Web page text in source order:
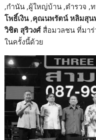
,กำนัน ,ผู้ใหญ่บ้าน ,ตำรวจ ,
โพธิ์เงิน,คุณนพรัตน์ หลิมสุน
วิชิต สุริวงศ์ สื่อมวลชน ที่มา
ในครั้งนี้ด้วย